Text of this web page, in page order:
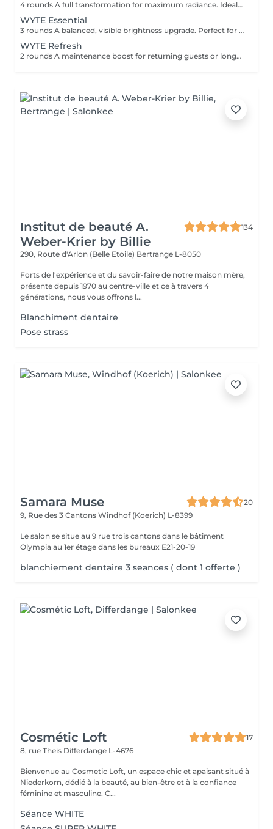
4 rounds A full transformation for maximum radiance. Ideal for first-time guests seeking the brightest natural result. 100% satisfaction or money back no-questions asked guarantee*
WYTE Essential
3 rounds A balanced, visible brightness upgrade. Perfect for your first whitening journey.
WYTE Refresh
2 rounds A maintenance boost for returning guests or long-term brilliance seekers, uniquely for returning clients, after your first session.
Institut de beauté A.
Weber-Krier by Billie
134
290, Route d'Arlon (Belle Etoile) Bertrange L-8050
Forts de l'expérience et du savoir-faire de notre maison mère,
présente depuis 1970 au centre-ville et ce à travers 4
générations, nous vous offrons l...
Blanchiment dentaire
Pose strass
Samara Muse
20
9, Rue des 3 Cantons Windhof (Koerich) L-8399
Le salon se situe au 9 rue trois cantons dans le bâtiment
Olympia au 1er étage dans les bureaux E21-20-19
blanchiement dentaire 3 seances ( dont 1 offerte )
Cosmétic Loft
17
8, rue Theis Differdange L-4676
Bienvenue au Cosmetic Loft, un espace chic et apaisant situé à
Niederkorn, dédié à la beauté, au bien-être et à la confiance
féminine et masculine. C...
Séance WHITE